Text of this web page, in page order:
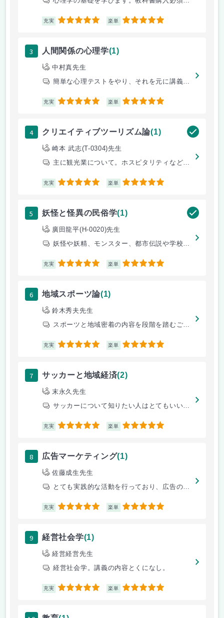
充実 5 楽単 5
3 人間関係の心理学(1)
中村真先生
簡単な心理テストをやり、それを元に講義をしていく、いかにも心理学、とい
充実 5 楽単 5
4 クリエイティブツーリズム論(1)
崎本 武志(T-0304)先生
主に観光業について。ホスピタリティなども学べる。
充実 5 楽単 5
5 妖怪と怪異の民俗学(1)
廣田龍平(H-0020)先生
妖怪や妖精、モンスター、都市伝説や学校の怪談などの妖怪・怪異について学
充実 5 楽単 5
6 地域スポーツ論(1)
鈴木秀夫先生
スポーツと地域密着の内容を段階を踏むごとにしていった
充実 5 楽単 5
7 サッカーと地域経済(2)
末永久先生
サッカーについて知りたい人はとてもいい授業になると思います
充実 5 楽単 5
8 広告マーケティング(1)
佐藤成生先生
とても実践的な活動を行っており、広告の企画制作を行い、企画力を高められ
充実 5 楽単 5
9 経営社会学(1)
経営経営先生
経営社会学。講義の内容とくになし。
充実 5 楽単 5